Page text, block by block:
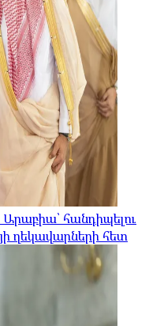
հանդիպելու
ղեկավարների հետ